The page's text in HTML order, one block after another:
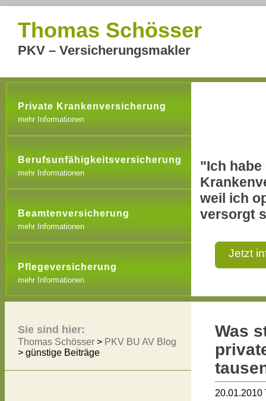
Thomas Schösser
PKV – Versicherungsmakler
Private Krankenversicherung
mehr Informationen
Berufsunfähigkeitsversicherung
mehr Informationen
Beamtenversicherung
mehr Informationen
Pflegeversicherung
mehr Informationen
"Ich habe
weil ich
versorgt
Jetzt
Was
20.01.2010
Sie sind hier:
Thomas Schösser > PKV BU AV Blog
> günstige Beiträge